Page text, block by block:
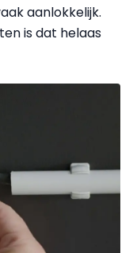
aanlokkelijk.
is dat helaas